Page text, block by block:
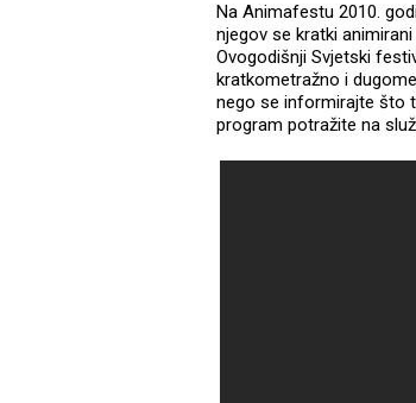
Na Animafestu 2010.
njegov se kratki
Ovogodišnji Svjetski
kratkometražno i
nego se informirajte što
program potražite na